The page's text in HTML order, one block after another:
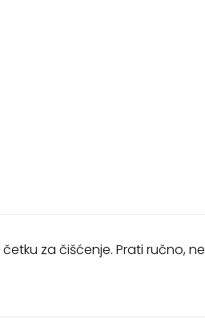
za čišćenje. Prati ručno, ne